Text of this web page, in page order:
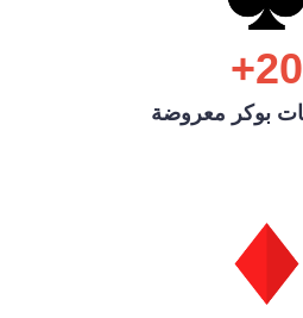
20+
بوكر معروضة